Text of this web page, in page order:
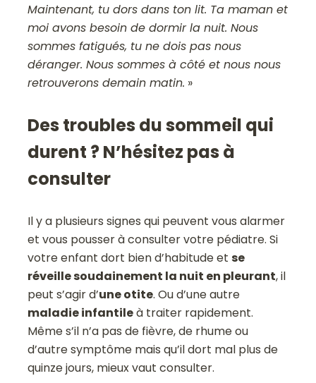
Maintenant, tu dors dans ton lit. Ta maman et
moi avons besoin de dormir la nuit. Nous
sommes fatigués, tu ne dois pas nous
déranger. Nous sommes à côté et nous nous
retrouverons demain matin. »
Des troubles du sommeil qui
durent ? N’hésitez pas à
consulter
Il y a plusieurs signes qui peuvent vous alarmer
et vous pousser à consulter votre pédiatre. Si
votre enfant dort bien d’habitude etse
réveille soudainement la nuit en pleurant, il
peut s’agir d’une otite. Ou d’une autre
maladie infantileà traiter rapidement.
Même s’il n’a pas de fièvre, de rhume ou
d’autre symptôme mais qu’il dort mal plus de
quinze jours, mieux vaut consulter.